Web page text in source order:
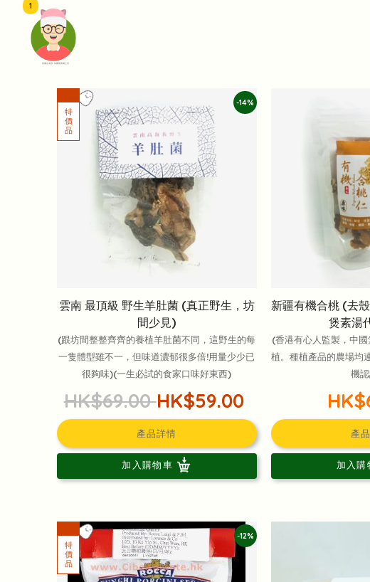
頭像生成器: 快樂家庭網上店
1
-14%
雲南 最頂級 野生羊肚菌 (真正野生，坊
間少見)
(跟坊間整整齊齊的養植羊肚菌不同，這野生的每
一隻體型雖不一，但味道濃郁很多倍!用量少少已
很夠味)(一生必試的食家口味好東西)
HK$69.00HK$59.00
產品詳情
加入購物車
新疆有機合桃 (去
煲素湯
(香港有心人監製，中
植。種植產品的農場均
機
產
加入購
-12%